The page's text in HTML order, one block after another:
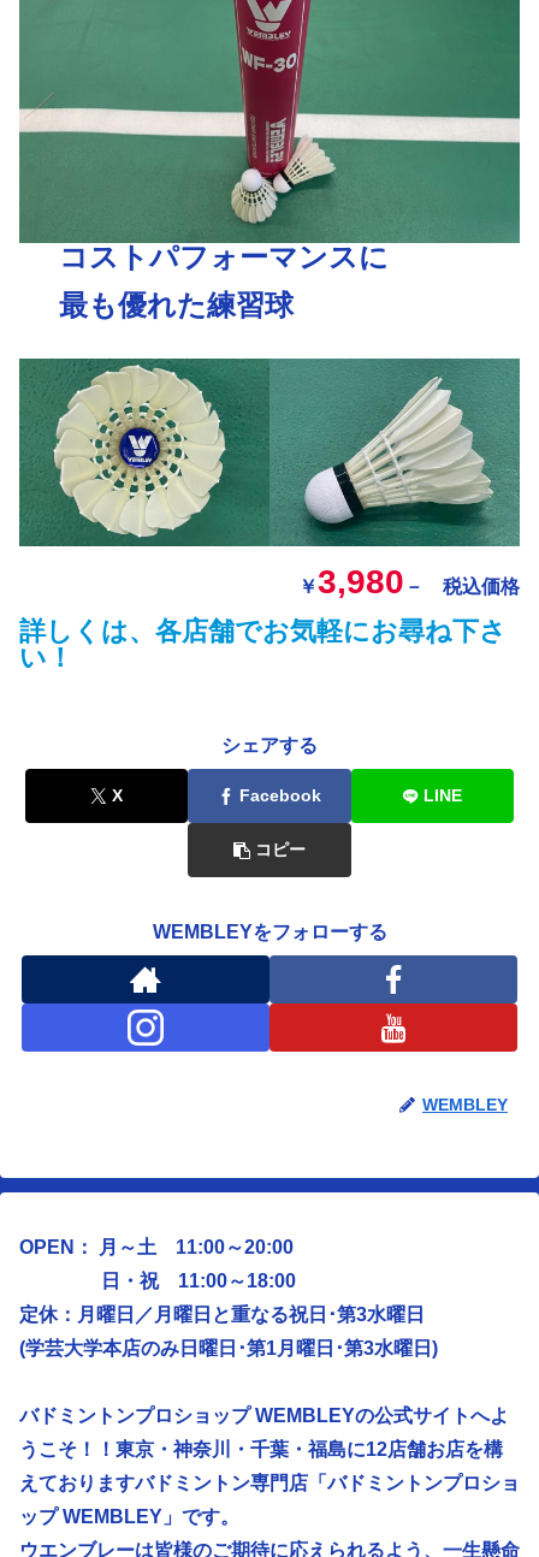
コストパフォーマンスに
最も優れた練習球
￥3,980 － 税込価格
詳しくは、各店舗でお気軽にお尋ね下さ
い！
シェアする
X Facebook LINE
コピー
WEMBLEYをフォローする
WEMBLEY
OPEN： 月～土 11:00～20:00
日・祝 11:00～18:00
定休：月曜日／ 月曜日と重なる祝日･第3水曜日
(学芸大学本店のみ日曜日･第1月曜日･第3水曜日)
バドミントンプロショップ WEMBLEYの公式サイトへよ
うこそ！！東京・神奈川・千葉・福島に12店舗お店を構
えておりますバドミントン専門店「バドミントンプロショ
ップ WEMBLEY」です。
ウエンブレーは皆様のご期待に応えられるよう、 一生懸命